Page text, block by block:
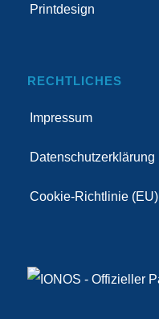
Printdesign
RECHTLICHES
Impressum
Datenschutzerklärung
Cookie-Richtlinie (EU)